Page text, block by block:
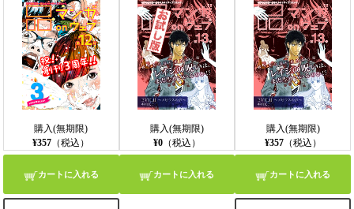
購入(無期限)
¥357 （税込）
カートに入れる
購入(無期限)
¥0（税込）
カートに入れる
購入(無期限)
¥357（税込）
カートに入れる